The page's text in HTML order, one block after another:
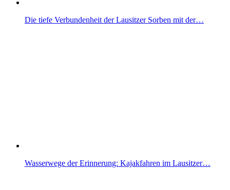
Die tiefe Verbundenheit der Lausitzer Sorben mit der…
Wasserwege der Erinnerung: Kajakfahren im Lausitzer…